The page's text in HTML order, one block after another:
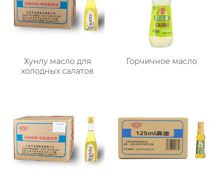
Хунлу масло для
холодных салатов
Горчичное масло